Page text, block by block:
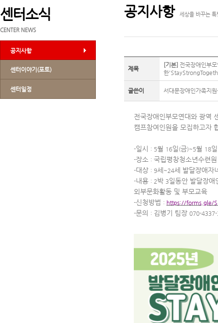
센터소식
CENTER NEWS
공지사항
센터이야기(포토)
센터일정
공지사항 세상을 바꾸는
제목
[기본] 전국장애인부
한
글쓴이 서대문장애인가족지
전국장애인부모연대와 광역
캠프참여인원을 모집하고자
-일시 : 5월 16일(금)~5월 18일
-장소 : 국립평창청소년수련원
-대상 : 9세 ~24세 발달장애자
-내용 : 2박 3일동안 발달장애
외부문화활동 및 부모교육
-신청방법 : https://forms.gle/
-문의 : 김병기 팀장 070-